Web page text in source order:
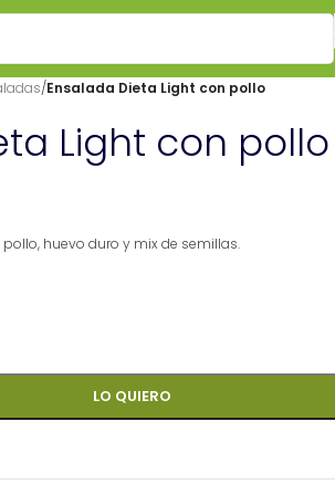
/Ensalada Dieta Light con pollo
Light con pollo
huevo duro y mix de semillas.
LO QUIERO